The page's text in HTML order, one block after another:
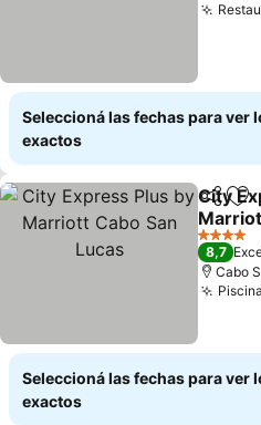
Seleccioná las fechas para ver
exactos
City
4 Estrellas
8,7
Cabo
Seleccioná las fechas para ver
exactos